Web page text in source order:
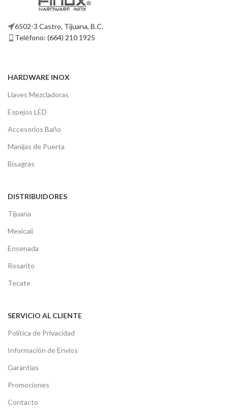
6502-3 Castro, Tijuana, B.C.
Teléfono: (664) 210 1925
HARDWARE INOX
Llaves Mezcladoras
Espejos LED
Accesorios Baño
Manijas de Puerta
Bisagras
DISTRIBUIDORES
Tijuana
Mexicali
Ensenada
Rosarito
Tecate
SERVICIO AL CLIENTE
Política de Privacidad
Información de Envíos
Garantías
Promociones
Contacto